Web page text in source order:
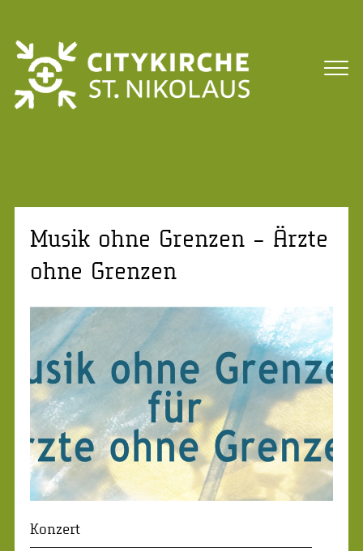
Musik ohne Grenzen – Ärzte
ohne Grenzen
Konzert